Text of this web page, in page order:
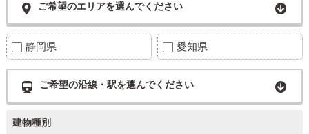
ご希望のエリアを選んでください
静岡県 愛知県
ご希望の沿線・駅を選んでください
建物種別